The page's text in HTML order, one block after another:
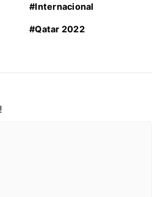
#Internacional
#Qatar 2022